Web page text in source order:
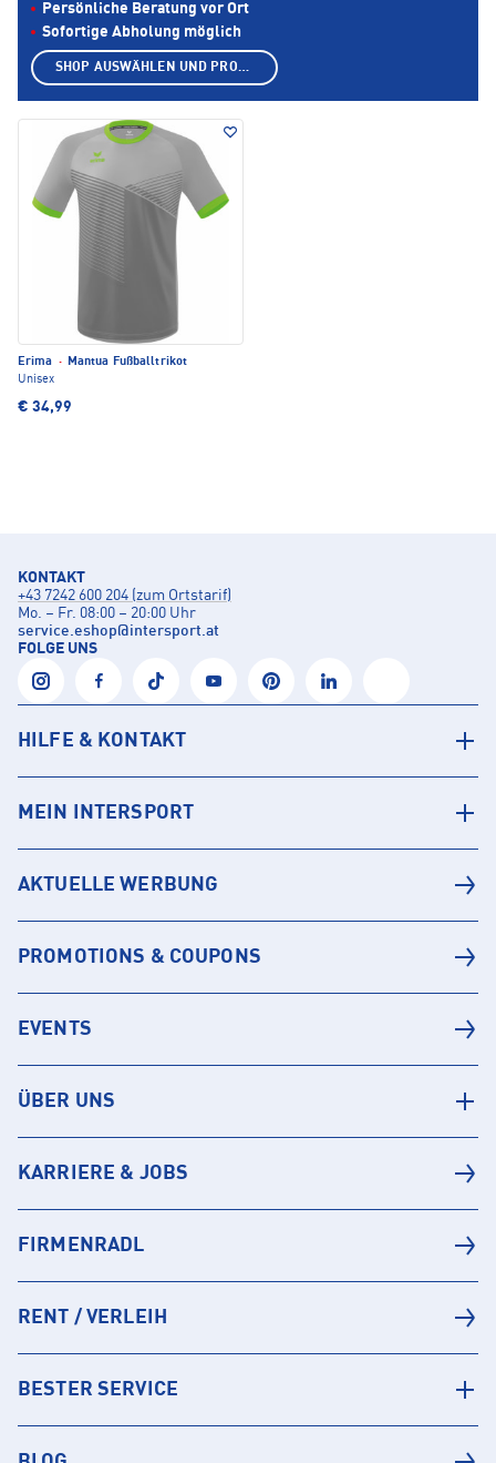
Erima · Mantua Fußballtrikot
Unisex
€ 34,99
Persönliche Beratung vor Ort
Sofortige Abholung möglich
SHOP AUSWÄHLEN UND PRODUKTE ANZEIGEN
KONTAKT
+43 7242 600 204 (zum Ortstarif)
Mo. – Fr. 08:00 – 20:00 Uhr
service.eshop@intersport.at
FOLGE UNS
HILFE & KONTAKT
MEIN INTERSPORT
AKTUELLE WERBUNG
PROMOTIONS & COUPONS
EVENTS
ÜBER UNS
KARRIERE & JOBS
FIRMENRADL
RENT / VERLEIH
BESTER SERVICE